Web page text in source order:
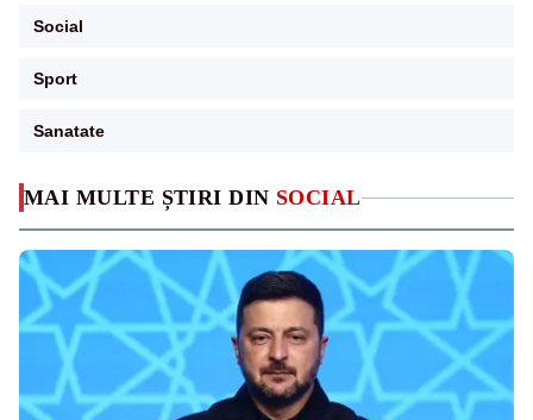
MAI MULTE ȘTIRI DIN SOCIAL
Social
Sport
Sanatate